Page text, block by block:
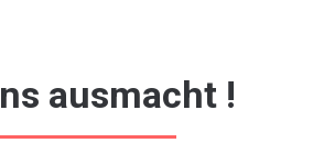
ausmacht !